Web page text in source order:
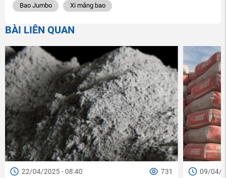
Bao Jumbo Xi măng bao
BÀI LIÊN QUAN
22/04/2025 - 08:40 731 09/04/